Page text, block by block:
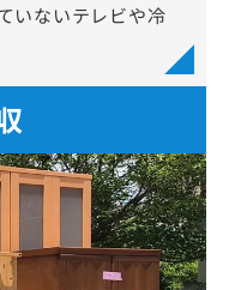
いないテレビや冷